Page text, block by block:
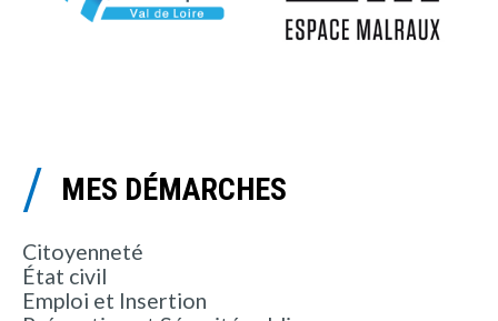
MES DÉMARCHES
Citoyenneté
État civil
Emploi et Insertion